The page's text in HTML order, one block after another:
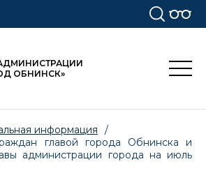
ОБНИНСК»
информация
/
главой города Обнинска и
администрации города на июль